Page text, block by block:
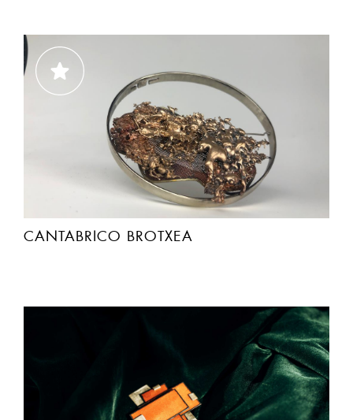
CANTABRICO BROTXEA